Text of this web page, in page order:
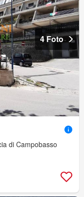
4 Foto
di Campobasso